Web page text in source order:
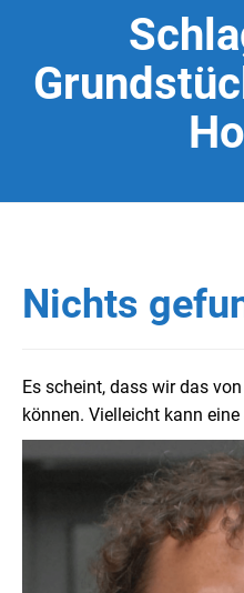
Nichts
Es scheint, dass wir das
können. Vielleicht kann